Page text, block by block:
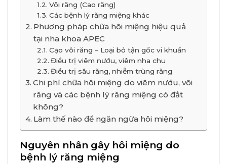
Vôi răng (Cao răng)
Các bệnh lý răng miệng khác
Phương pháp chữa hôi miệng hiệu quả
tại nha khoa APEC
Cạo vôi răng – Loại bỏ tận gốc vi khuẩn
Điều trị viêm nướu, viêm nha chu
Điều trị sâu răng, nhiễm trùng răng
Chi phí chữa hôi miệng do viêm nướu, vôi
răng và các bệnh lý răng miệng có đắt
không?
Làm thế nào để ngăn ngừa hôi miệng?
Nguyên nhân gây hôi miệng do
bệnh lý răng miệng